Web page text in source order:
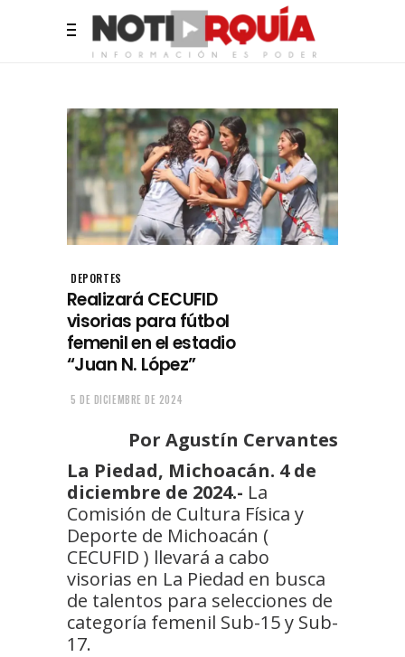
DEPORTES
Realizará CECUFID
visorias para fútbol
femenil en el estadio
“Juan N. López”
5 DE DICIEMBRE DE 2024
Por Agustín Cervantes
La Piedad, Michoacán. 4 de
diciembre de 2024.- La
Comisión de Cultura Física y
Deporte de Michoacán (
CECUFID ) llevará a cabo
visorias en La Piedad en busca
de talentos para selecciones de
categoría femenil Sub-15 y Sub-
17.